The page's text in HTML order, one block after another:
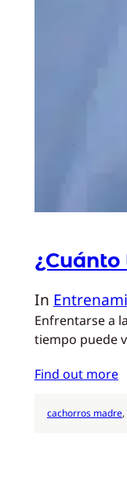
In
Enfrentarse a
tiempo puede
Find out more
cachorros madre,